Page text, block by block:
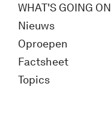
WHAT'S GOING ON
Nieuws
Oproepen
Factsheet
Topics